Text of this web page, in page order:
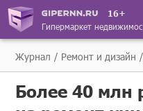
16+
Гипермаркет
Журнал Ремонт и дизайн
Более 40 млн